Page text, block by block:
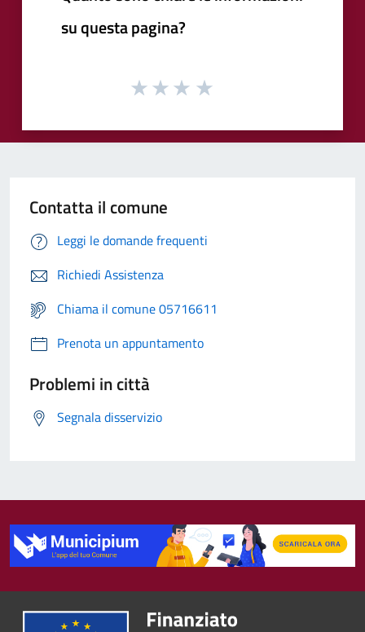
su questa pagina?
Contatta il comune
Leggi le domande frequenti
Richiedi Assistenza
Chiama il comune 05716611
Prenota un appuntamento
Problemi in città
Segnala disservizio